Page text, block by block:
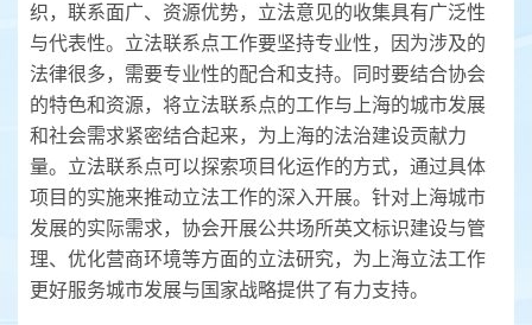
织，联系面广、资源优势，立法意见的收集具有广泛性
与代表性。立法联系点工作要坚持专业性，因为涉及的
法律很多，需要专业性的配合和支持。同时要结合协会
的特色和资源，将立法联系点的工作与上海的城市发展
和社会需求紧密结合起来，为上海的法治建设贡献力
量。立法联系点可以探索项目化运作的方式，通过具体
项目的实施来推动立法工作的深入开展。针对上海城市
发展的实际需求，协会开展公共场所英文标识建设与管
理、优化营商环境等方面的立法研究，为上海立法工作
更好服务城市发展与国家战略提供了有力支持。